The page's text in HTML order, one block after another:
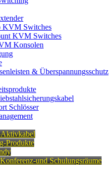
KVM Switches
KVM Switches
Konsolen
& Überspannungsschutz
Schlösser
Produkte
und Schulungsräume